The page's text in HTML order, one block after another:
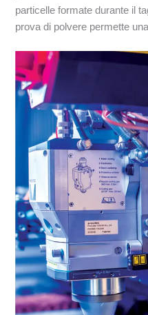
particelle formate durante il
prova di polvere permette